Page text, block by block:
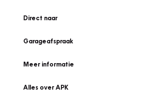
Direct naar
Garageafspraak
Meer informatie
Alles over APK